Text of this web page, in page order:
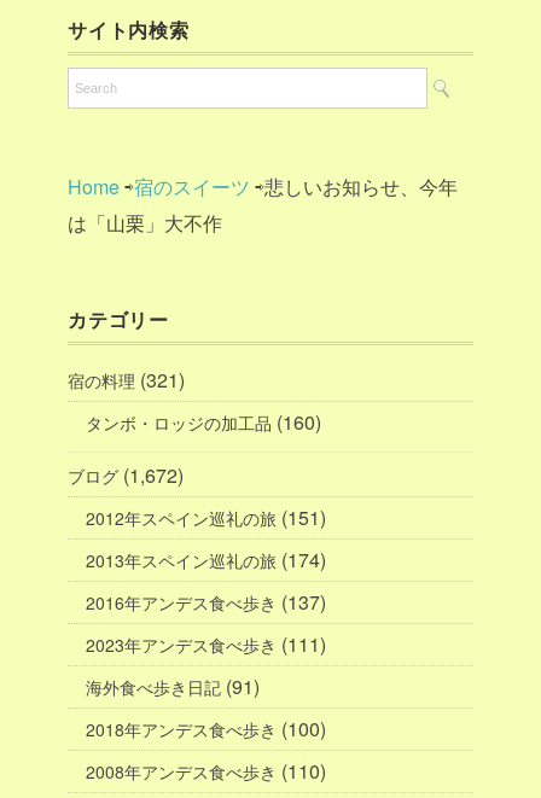
サイト内検索
Home⇨宿のスイーツ ⇨悲しいお知らせ、今年
は「山栗」大不作
カテゴリー
宿の料理 (321)
タンボ・ロッジの加工品 (160)
ブログ (1,672)
2012年スペイン巡礼の旅 (151)
2013年スペイン巡礼の旅 (174)
2016年アンデス食べ歩き (137)
2023年アンデス食べ歩き (111)
海外食べ歩き日記 (91)
2018年アンデス食べ歩き (100)
2008年アンデス食べ歩き (110)